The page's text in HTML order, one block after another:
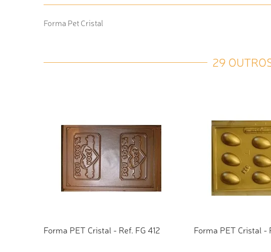
Forma Pet Cristal
29
Forma PET Cristal - Ref. FG 412 Forma PET Cristal -